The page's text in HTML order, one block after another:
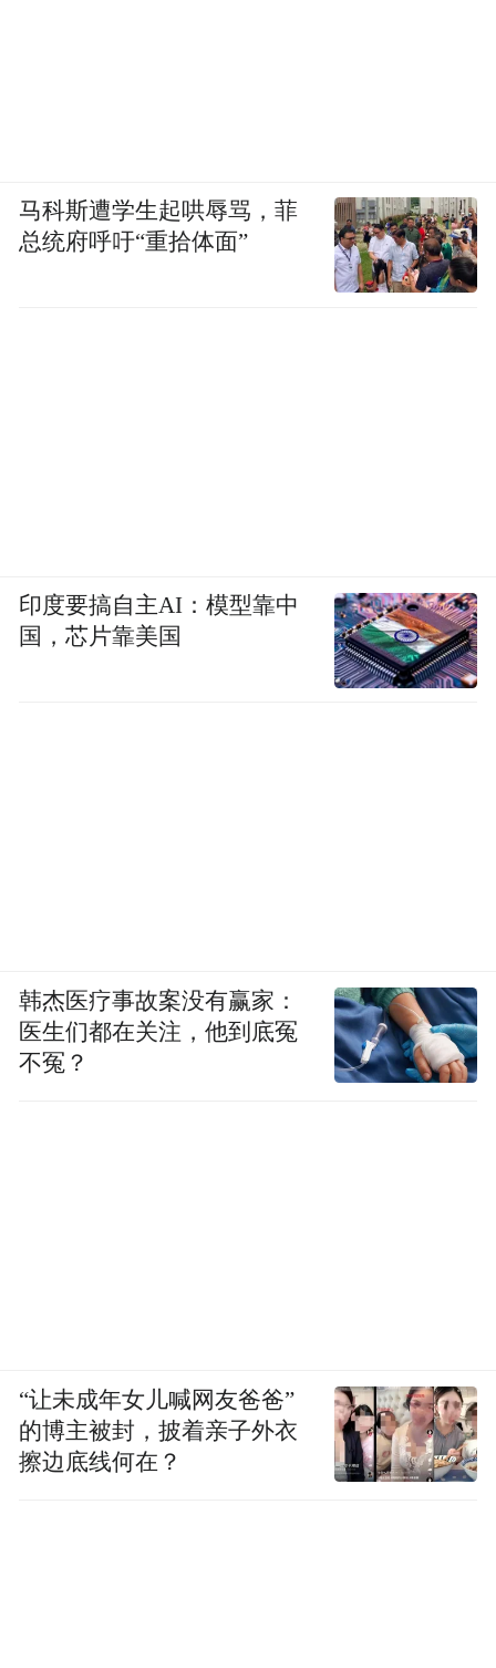
马科斯遭学生起哄辱骂，菲
总统府呼吁“重拾体面”
印度要搞自主AI：模型靠中
国，芯片靠美国
韩杰医疗事故案没有赢家：
医生们都在关注，他到底冤
不冤？
“让未成年女儿喊网友爸爸”
的博主被封，披着亲子外衣
擦边底线何在？